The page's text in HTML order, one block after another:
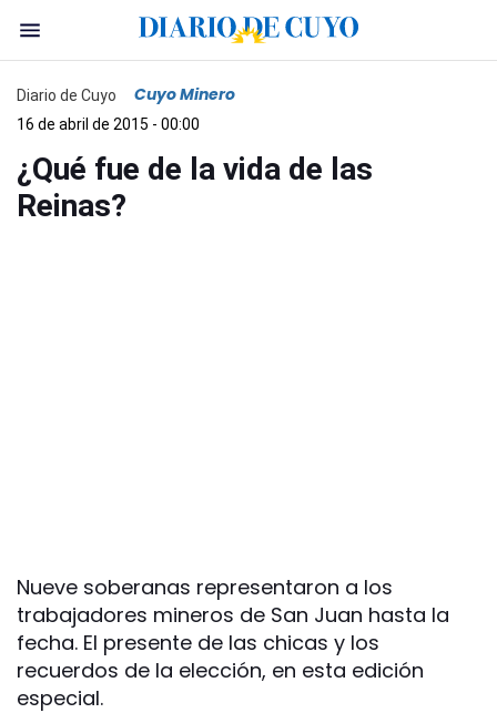
Diario de Cuyo Cuyo Minero
16 de abril de 2015 - 00:00
¿Qué fue de la vida de las
Reinas?
Nueve soberanas representaron a los
trabajadores mineros de San Juan hasta la
fecha. El presente de las chicas y los
recuerdos de la elección, en esta edición
especial.